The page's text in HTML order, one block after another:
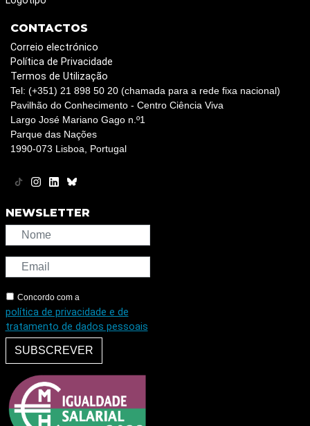
CONTACTOS
Correio electrónico
Política de Privacidade
Termos de Utilização
Tel: (+351) 21 898 50 20 (chamada para a rede fixa nacional)
Pavilhão do Conhecimento - Centro Ciência Viva
Largo José Mariano Gago n.º1
Parque das Nações
1990-073 Lisboa, Portugal
NEWSLETTER
Concordo com a
política de privacidade e de
tratamento de dados pessoais
SUBSCREVER